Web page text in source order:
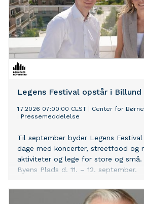
Legens Festival opstår i Billund
1.7.2026 07:00:00 CEST
Center for
Pressemeddelelse
Til september byder Legens
dage med koncerter, streetfood og
aktiviteter og lege for store og
Byens Plads d. 11. – 12. september.